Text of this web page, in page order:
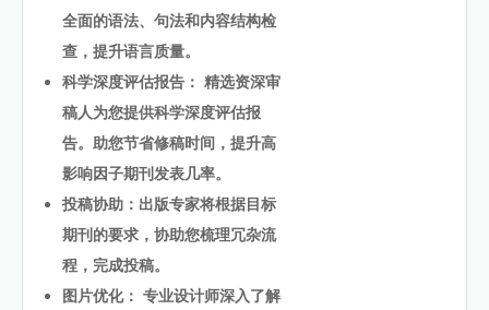
全面的语法、句法和内容结构检
查，提升语言质量。
科学深度评估报告： 精选资深审
稿人为您提供科学深度评估报
告。助您节省修稿时间，提升高
影响因子期刊发表几率。
投稿协助：出版专家将根据目标
期刊的要求，协助您梳理冗杂流
程，完成投稿。
图片优化： 专业设计师深入了解